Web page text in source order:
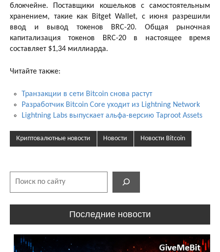
блокчейне. Поставщики кошельков с самостоятельным
хранением, такие как Bitget Wallet, с июня разрешили
ввод и вывод токенов BRC-20. Общая рыночная
капитализация токенов BRC-20 в настоящее время
составляет $1,34 миллиарда.
Читайте также:
Транзакции в сети Bitcoin снова растут
Разработчик Bitcoin Core уходит из Lightning Network
Lightning Labs выпускает альфа-версию Taproot Assets
Криптовалютные новости Новости Новости Bitcoin
Последние новости